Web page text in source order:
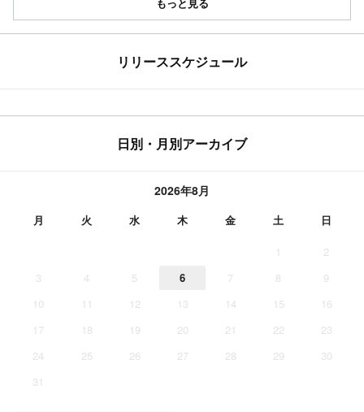
リリーススケジュール
日別・月別アーカイブ
2026年8月
月 火 水 木 金 土 日
1
2
3
4 5 6 7 8
9
10
11 12 13 14 15
16
17
18 19 20 21 22
23
24
25 26 27 28 29
30
31